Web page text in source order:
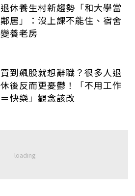
退休養生村新趨勢「和大學當
鄰居」：沒上課不能住、宿舍
變養老房
買到飆股就想辭職？很多人退
休後反而更憂鬱！「不用工作
＝快樂」觀念該改